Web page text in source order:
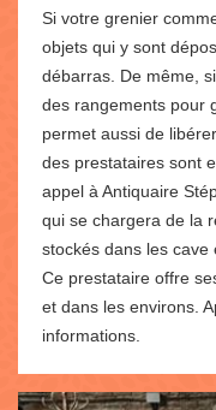
Si votre grenier
objets qui y sont
débarras. De même,
des rangements pour
permet aussi de
des prestataires sont
appel à Antiquaire
qui se chargera de la
stockés dans les cave
Ce prestataire offre
et dans les environs.
informations.